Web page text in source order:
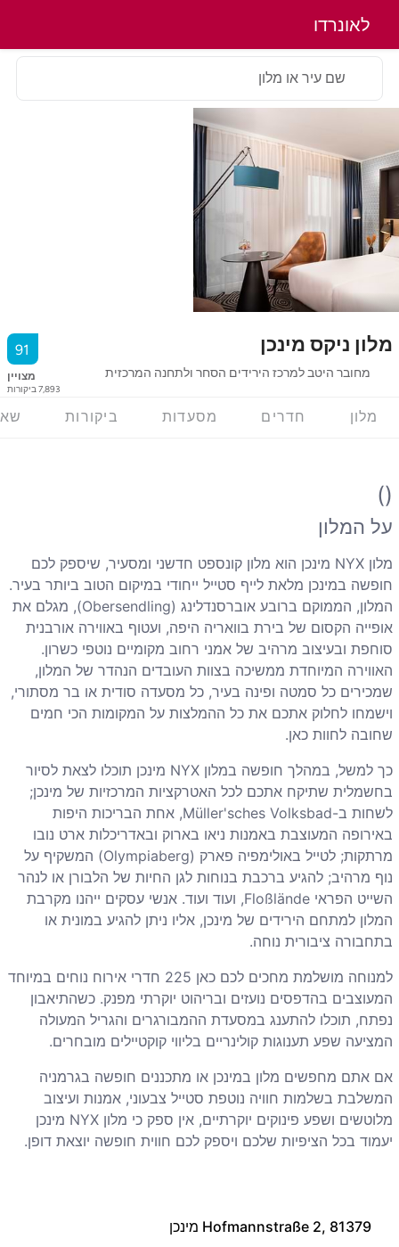
לאונרדו
מלון ניקס מינכן
מחובר היטב למרכז הירידים הסחר ולתחנה המרכזית
91
מצויין
7,893ביקורות
שם עיר או מלון
מלון חדרים מסעדות ביקורות
Hofmannstraße 2, 81379 מינכן
()
על המלון
מלון NYX מינכן הוא מלון קונספט חדשני ומסעיר, שיספק לכם
חופשה במינכן מלאת לייף סטייל ייחודי במיקום הטוב ביותר בעיר.
המלון, הממוקם ברובע אוברסנדלינג (Obersendling), מגלם את
אופייה הקסום של בירת בוואריה היפה, ועטוף באווירה אורבנית
סוחפת ובעיצוב מרהיב של אמני רחוב מקומיים נוטפי כשרון.
האווירה המיוחדת ממשיכה בצוות העובדים הנהדר של המלון,
שמכירים כל סמטה ופינה בעיר, כל מסעדה סודית או בר מסתורי,
וישמחו לחלוק אתכם את כל ההמלצות על המקומות הכי חמים
שחובה לחוות כאן.
כך למשל, במהלך חופשה במלון NYX מינכן תוכלו לצאת לסיור
בחשמלית שתיקח אתכם לכל האטרקציות המרכזיות של מינכן;
לשחות ב-Müller'sches Volksbad, אחת הבריכות היפות
באירופה המעוצבת באמנות ניאו בארוק ובאדריכלות ארט נובו
מרתקות; לטייל באולימפיה פארק (Olympiaberg) המשקיף על
נוף מרהיב; להגיע ברכבת בנוחות לגן החיות של הלבורן או לנהר
השייט הפראי Floßlände, ועוד ועוד. אנשי עסקים ייהנו מקרבת
המלון למתחם הירידים של מינכן, אליו ניתן להגיע במונית או
בתחבורה ציבורית נוחה.
למנוחה מושלמת מחכים לכם כאן 225 חדרי אירוח נוחים במיוחד
המעוצבים בהדפסים נועזים ובריהוט יוקרתי מפנק. כשהתיאבון
נפתח, תוכלו להתענג במסעדת ההמבורגרים והגריל המעולה
המציעה שפע תענוגות קולינריים בליווי קוקטיילים מובחרים.
אם אתם מחפשים מלון במינכן או מתכננים חופשה בגרמניה
המשלבת בשלמות חוויה נוטפת סטייל צבעוני, אמנות ועיצוב
מלוטשים ושפע פינוקים יוקרתיים, אין ספק כי מלון NYX מינכן
יעמוד בכל הציפיות שלכם ויספק לכם חווית חופשה יוצאת דופן.